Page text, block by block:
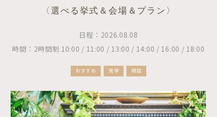
〈選べる挙式＆会場＆プラン〉
日程：2026.08.08
時間：2時間制 10:00 / 11:00 / 13:00 / 14:00 / 16:00 / 18:00
おすすめ 見学 相談